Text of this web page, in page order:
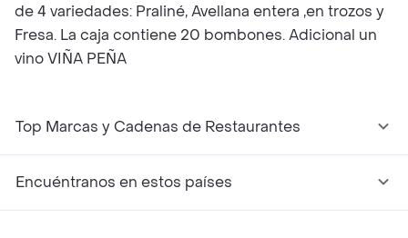
de 4 variedades: Praliné, Avellana entera ,en trozos y
Fresa. La caja contiene 20 bombones. Adicional un
vino VIÑA PEÑA
Top Marcas y Cadenas de Restaurantes
Encuéntranos en estos países